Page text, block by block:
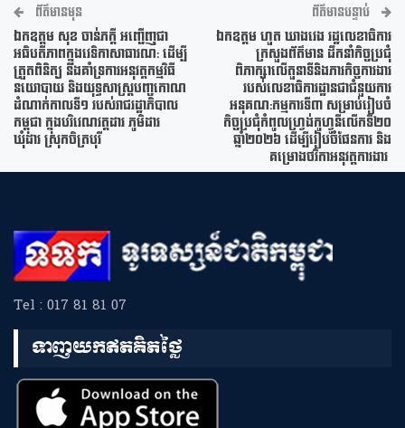
ព័ត៌មានមុន
ឯកឧត្តម សុខ ចាន់ភក្តី អញ្ជើញជា
អធិបតីភាពក្នុងវេទិកាសាធារណ: ដើម្បី
ត្រួតពិនិត្យ និងគាំទ្រការអនុវត្តកម្មវិធី
នយោបាយ និងយុទ្ធសាស្រ្តបញ្ចកោណ
ដំណាក់កាលទី១ របស់រាជរដ្ឋាភិបាល
កម្ពុជា ក្នុងបរិវេណវត្តដារ ភូមិដារ
ឃុំដារ ស្រុកចិត្របុរី
ព័ត៌មានបន្ទាប់
ឯកឧត្តម ហួត ឃាងវេង រដ្ឋលេខាធិការ
ក្រសួងព័ត៌មាន ដឹកនាំកិច្ចប្រជុំ
ពិភាក្សាលើតួនាទីនិងភារកិច្ចការងារ
របស់លេខាធិការដ្ឋានជាជំនួយការ
អនុគណ:កម្មការទី៣ សម្រាប់រៀបចំ
កិច្ចប្រជុំកំពូលហ្រ្វង់កូហ្វូនីលើកទី២០
ឆ្នាំ២០២៦ ដើម្បីរៀបចំផែនការ និង
គម្រោងថវិកាអនុវត្តការងារ
Tel : 017 81 81 07
ទាញយកឥតគិតថ្លៃ